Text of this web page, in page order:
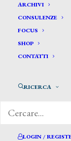
ARCHIVI
CONSULENZE
FOCUS
SHOP
CONTATTI
RICERCA
LOGIN /
di
24Ore,